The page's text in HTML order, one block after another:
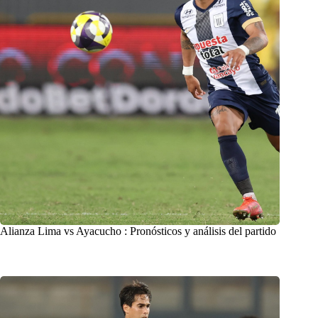
Alianza Lima vs Ayacucho : Pronósticos y análisis del partido